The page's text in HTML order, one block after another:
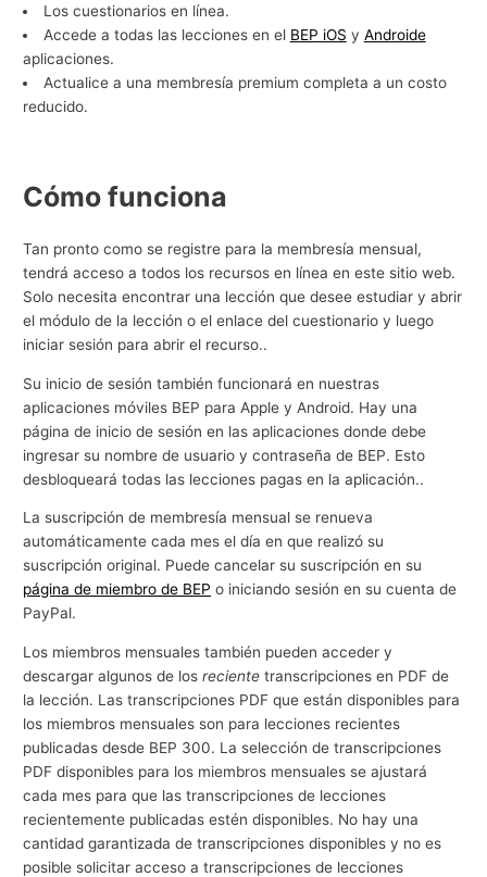
Los cuestionarios en línea.
Accede a todas las lecciones en el BEP iOS y Androide
aplicaciones.
Actualice a una membresía premium completa a un costo
reducido.
Cómo funciona
Tan pronto como se registre para la membresía mensual,
tendrá acceso a todos los recursos en línea en este sitio web.
Solo necesita encontrar una lección que desee estudiar y abrir
el módulo de la lección o el enlace del cuestionario y luego
iniciar sesión para abrir el recurso..
Su inicio de sesión también funcionará en nuestras
aplicaciones móviles BEP para Apple y Android. Hay una
página de inicio de sesión en las aplicaciones donde debe
ingresar su nombre de usuario y contraseña de BEP. Esto
desbloqueará todas las lecciones pagas en la aplicación..
La suscripción de membresía mensual se renueva
automáticamente cada mes el día en que realizó su
suscripción original. Puede cancelar su suscripción en su
página de miembro de BEP o iniciando sesión en su cuenta de
PayPal.
Los miembros mensuales también pueden acceder y
descargar algunos de losreciente transcripciones en PDF de
la lección. Las transcripciones PDF que están disponibles para
los miembros mensuales son para lecciones recientes
publicadas desde BEP 300. La selección de transcripciones
PDF disponibles para los miembros mensuales se ajustará
cada mes para que las transcripciones de lecciones
recientemente publicadas estén disponibles. No hay una
cantidad garantizada de transcripciones disponibles y no es
posible solicitar acceso a transcripciones de lecciones